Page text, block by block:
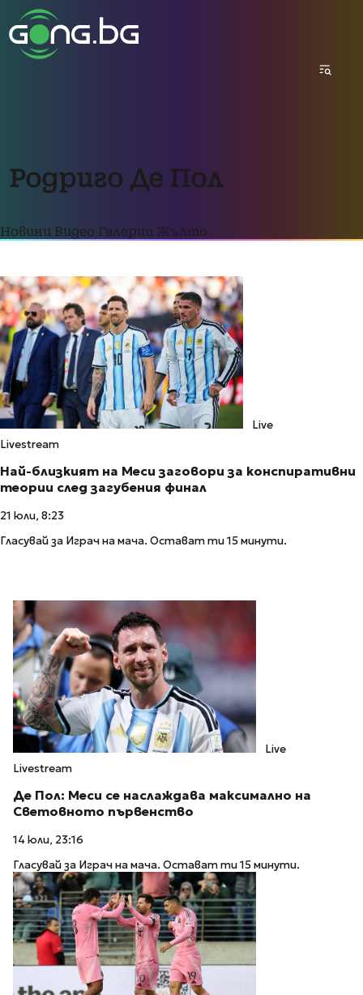
Родриго Де Пол
Новини Видео Галерии Жълто
Live
Livestream
Най-близкият на Меси заговори за конспиративни
теории след загубения финал
21 юли, 8:23
Гласувай за Играч на мача. Остават ти 15 минути.
Live
Livestream
Де Пол: Меси се наслаждава максимално на
Световното първенство
14 юли, 23:16
Гласувай за Играч на мача. Остават ти 15 минути.